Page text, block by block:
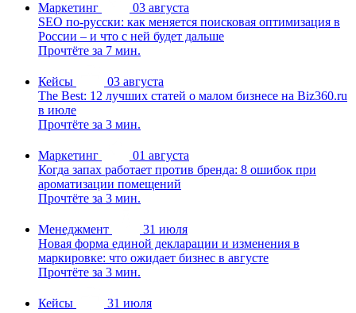
Маркетинг
03 августа
SEO по-русски: как меняется поисковая оптимизация в
России – и что с ней будет дальше
Прочтёте за 7 мин.
Кейсы
03 августа
The Best: 12 лучших статей о малом бизнесе на Biz360.ru
в июле
Прочтёте за 3 мин.
Маркетинг
01 августа
Когда запах работает против бренда: 8 ошибок при
ароматизации помещений
Прочтёте за 3 мин.
Менеджмент
31 июля
Новая форма единой декларации и изменения в
маркировке: что ожидает бизнес в августе
Прочтёте за 3 мин.
Кейсы
31 июля